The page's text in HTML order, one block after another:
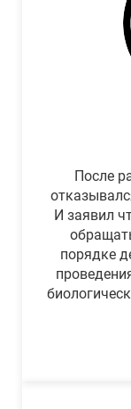
После
И заявил
порядке